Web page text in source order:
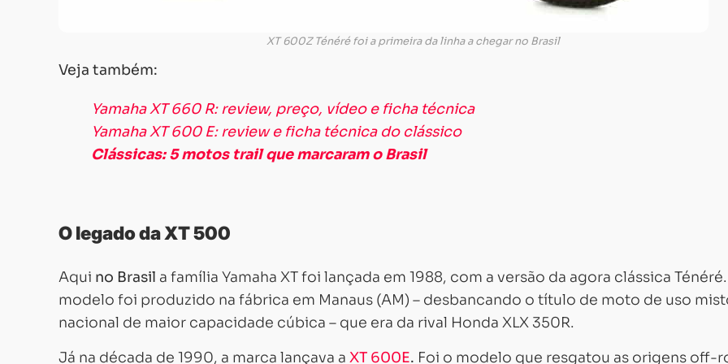
XT 600Z Ténéré foi a primeira da linha a chegar no Brasil
Veja também:
Yamaha XT 660 R: review, preço, vídeo e ficha técnica
Yamaha XT 600 E: review e ficha técnica do clássico
Clássicas: 5 motos trail que marcaram o Brasil
O legado da XT 500
Aqui no Brasil a família Yamaha XT foi lançada em 1988, com a versão da agora clássica
modelo foi produzido na fábrica em Manaus (AM) – desbancando o título de moto de uso
nacional de maior capacidade cúbica – que era da rival Honda XLX 350R.
Já na década de 1990, a marca lançava a XT 600E. Foi o modelo que resgatou as origens off-